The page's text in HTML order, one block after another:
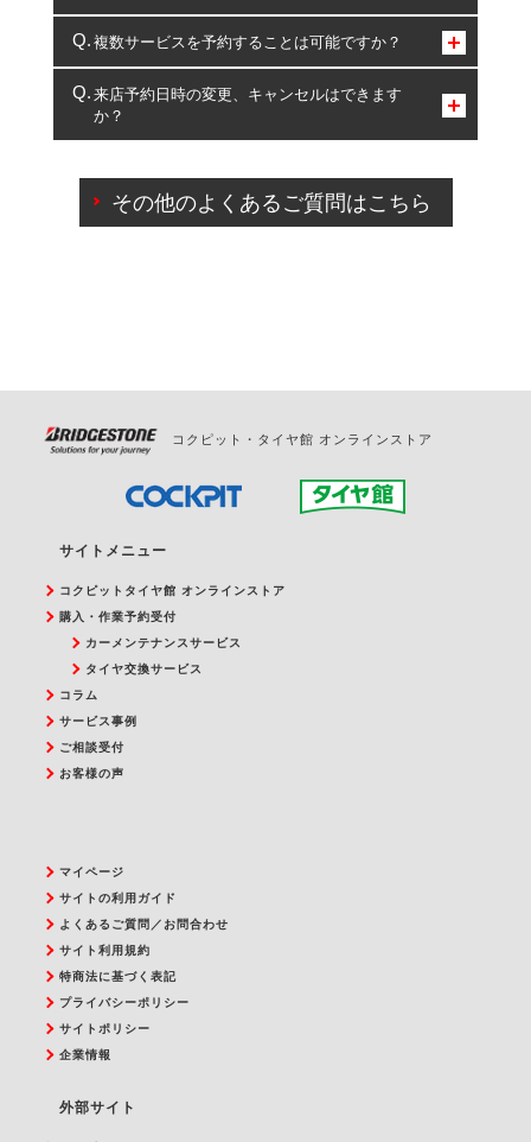
コクピット・タイヤ館のみとなります。
複数サービスを予約することは可能ですか？
複数サービスのご予約は可能です。
一部の商品・サービスの組み合わせに限り、同時にご予約が
出来ないものもございます。
来店予約日時の変更、キャンセルはできます
か？
ご来店予約日の3営業日前を過ぎている場合のご予約
の日時変更につきましては、直接ご予約の店舗まで
その他のよくあるご質問はこちら
コクピット・タイヤ館 オンラインストア
サイトメニュー
コクピットタイヤ館 オンラインストア
購入・作業予約受付
カーメンテナンスサービス
タイヤ交換サービス
コラム
サービス事例
ご相談受付
お客様の声
マイページ
サイトの利用ガイド
よくあるご質問／お問合わせ
サイト利用規約
特商法に基づく表記
プライバシーポリシー
サイトポリシー
企業情報
外部サイト